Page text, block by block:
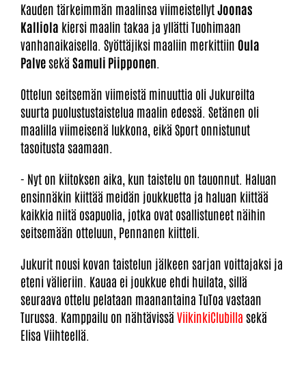
Kauden tärkeimmän maalinsa viimeistellytJoonas
Kalliola kiersi maalin takaa ja yllätti Tuohimaan
vanhanaikaisella. Syöttäjiksi maaliin merkittiin Oula
PalvesekäSamuli Piipponen
Ottelun seitsemän viimeistä minuuttia oli Jukureilta
suurta puolustustaistelua maalin edessä. Setänen oli
maalilla viimeisenä lukkona, eikä Sport onnistunut
tasoitusta saamaan.
- Nyt on kiitoksen aika, kun taistelu on tauonnut. Haluan
ensinnäkin kiittää meidän joukkuetta ja haluan kiittää
kaikkia niitä osapuolia, jotka ovat osallistuneet näihin
seitsemään otteluun, Pennanen kiitteli.
Jukurit nousi kovan taistelun jälkeen sarjan voittajaksi ja
eteni välieriin. Kauaa ei joukkue ehdi huilata, sillä
seuraava ottelu pelataan maanantaina TuToa vastaan
Turussa. Kamppailu on nähtävissäViikinkiClubilla sekä
Elisa Viihteellä.